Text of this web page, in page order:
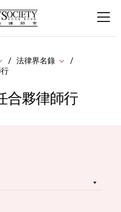
法律界名錄
合夥律師行